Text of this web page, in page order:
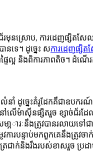
ជ័រ​មុន​ស្រោប​, ការ​ដេញ​ផ្សិត​ស
នទេ។ ដូច្នេះ សការ​ដេញ​ផ្សិ
ៃល្អ និងពិការភាពតិច។ ដំណ
នាំ ដូច្នេះគំរូដែកគឺជាឧប
លើម៉ាស៊ីនផ្សិតរួច ខ្សាច់ជ័រ
រៈនឹងត្រូវបានរលាយទៅជារ
របន្ទាប់មកពួកគេនឹងត្រូវច
ជាក់និងរឹងរបស់ខាសរួច ប្រដ